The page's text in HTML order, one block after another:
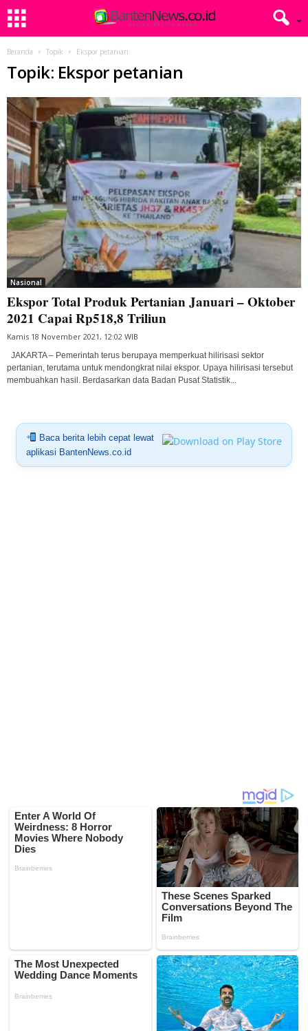
Beranda Topik Ekspor petanian
Topik: Ekspor petanian
Nasional
Ekspor Total Produk Pertanian Januari – Oktober
2021 Capai Rp518,8 Triliun
Kamis 18 November 2021, 12:02 WIB
JAKARTA – Pemerintah terus berupaya memperkuat hilirisasi sektor
pertanian, terutama untuk mendongkrat nilai ekspor. Upaya hilirisasi tersebut
membuahkan hasil. Berdasarkan data Badan Pusat Statistik...
Baca berita lebih cepat lewat
aplikasi BantenNews.co.id